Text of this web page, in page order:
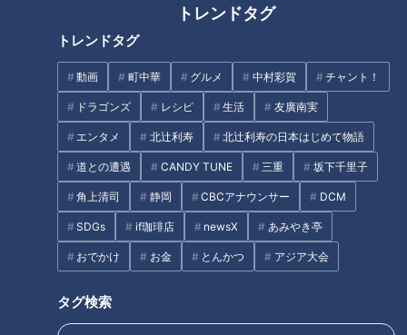
トレンドタグ
トレンドタグ
動画 町中華 グルメ 中村彩賀 チャント！
ドラゴンズ レシピ 生活 友廣南実
エンタメ 北辻利寿 北辻利寿の日本はじめて物語
道との遭遇 CANDY TUNE 三重 坂下千里子
角上清司 静岡 CBCアナウンサー DCM
SDGs if珈琲店 newsX あみやき亭
おでかけ お金 とんかつ アジア大会
タグ検索
鉄道の忘れ物市で“激安お宝”ゲ
ット！？人情あふれる大盛況イ
ベント「覚王山日泰寺の縁日」
へ潜入レポート
「手作り寒天のフルーツポン
チ」の作り方【キユーピー３分
クッキング】
チャント！
オススメ関連コンテンツ